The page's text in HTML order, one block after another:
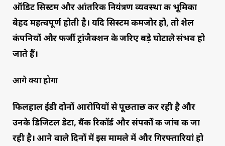
ऑडिट सिस्टम और आंतरिक नियंत्रण व्यवस्था की भूमिका
बेहद महत्वपूर्ण होती है। यदि सिस्टम कमजोर हो, तो शेल
कंपनियों और फर्जी ट्रांजैक्शन के जरिए बड़े घोटाले संभव हो
जाते हैं।
आगे क्या होगा
फिलहाल ईडी दोनों आरोपियों से पूछताछ कर रही है और
उनके डिजिटल डेटा, बैंक रिकॉर्ड और संपर्कों की जांच की जा
रही है। आने वाले दिनों में इस मामले में और गिरफ्तारियां हो